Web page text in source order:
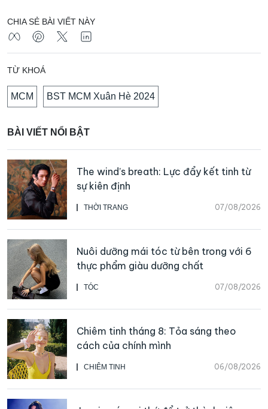
CHIA SẺ BÀI VIẾT NÀY
TỪ KHOÁ
MCM BST MCM Xuân Hè 2024
BÀI VIẾT NỔI BẬT
THỜI TRANG 07/08/2026
The wind’s breath: Lực đẩy kết tinh từ
sự kiên định
TÓC 07/08/2026
Nuôi dưỡng mái tóc từ bên trong với 6
thực phẩm giàu dưỡng chất
CHIÊM TINH 06/08/2026
Chiêm tinh tháng 8: Tỏa sáng theo
cách của chính mình